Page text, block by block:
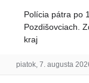
Polícia pátra po
Pozdišovciach.
kraj
piatok, 7. augusta